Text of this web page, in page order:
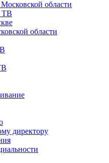
области
ТВ
области
директору